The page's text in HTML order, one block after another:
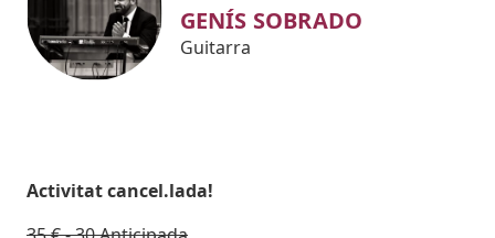
GENÍS SOBRADO
Guitarra
Body
Activitat cancel.lada!